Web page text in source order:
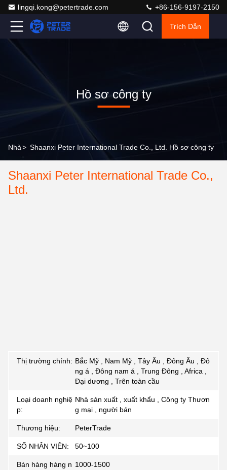
lingqi.kong@petertrade.com +86-156-9197-2150
Trích Dẫn
Hồ sơ công ty
Nhà> Shaanxi Peter International Trade Co., Ltd. Hồ sơ công ty
Shaanxi Peter International Trade Co.,
Ltd.
Thị trường chính: Bắc Mỹ , Nam Mỹ , Tây Âu , Đông Âu , Đô
ng á , Đông nam á , Trung Đông , Africa ,
Đại dương , Trên toàn cầu
Loại doanh nghiệ
p:
Nhà sản xuất , xuất khẩu , Công ty Thươn
g mại , người bán
Thương hiệu: PeterTrade
SỐ NHÂN VIÊN: 50~100
Bán hàng hàng n 1000-1500